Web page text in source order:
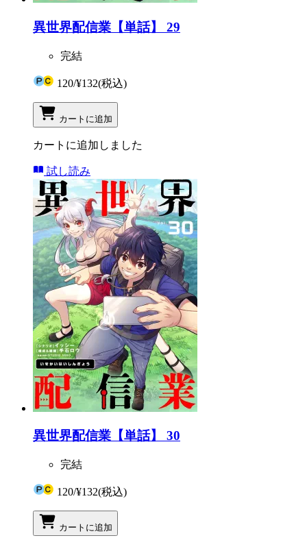
異世界配信業【単話】 29
完結
120/¥132(税込)
カートに追加
カートに追加しました
試し読み
異世界配信業【単話】 30
完結
120/¥132(税込)
カートに追加